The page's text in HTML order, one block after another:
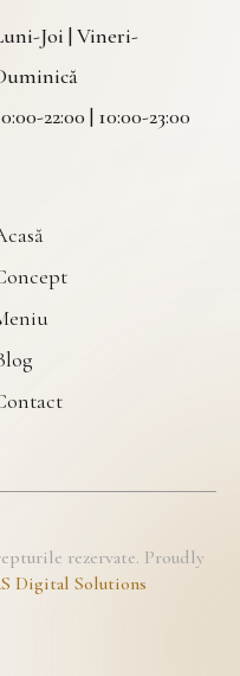
Joi | Vineri-
22:00 | 10:00-23:00
rezervate. Proudly
Digital Solutions